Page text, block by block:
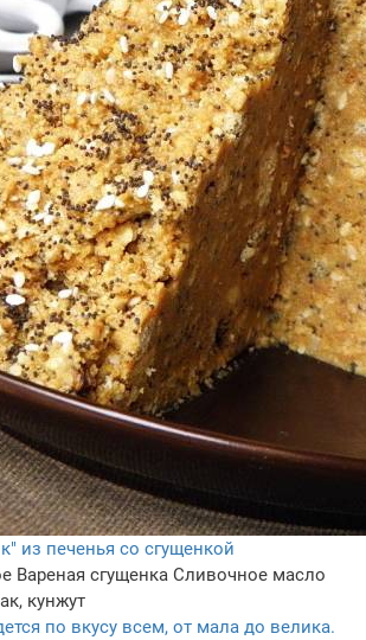
из печенья со сгущенкой
Вареная сгущенка Сливочное масло
кунжут
по вкусу всем, от мала до велика.